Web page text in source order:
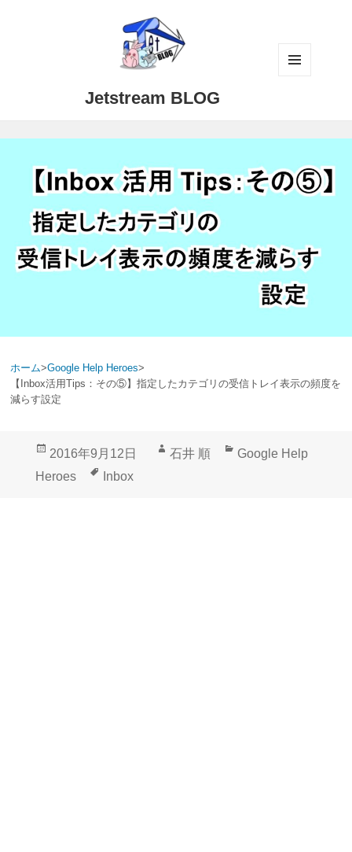
Jetstream BLOG
ホーム>Google Help Heroes>
【Inbox活用Tips：その⑤】指定したカテゴリの受信トレイ表示の頻度を
減らす設定
投
稿
2016年9月12日
作
石井 順
カ
Google Help
Heroes
タ
Inbox